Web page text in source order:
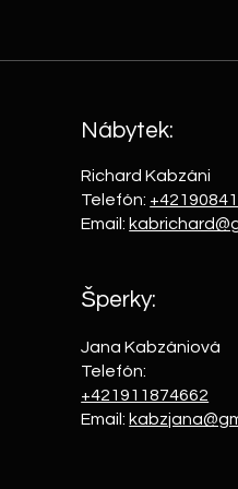
Nábytek:
Richard Kabzáni
Telefón:
Email:
Šperky:
Jana Kabzániová
Telefón:
+421911874662
Email: